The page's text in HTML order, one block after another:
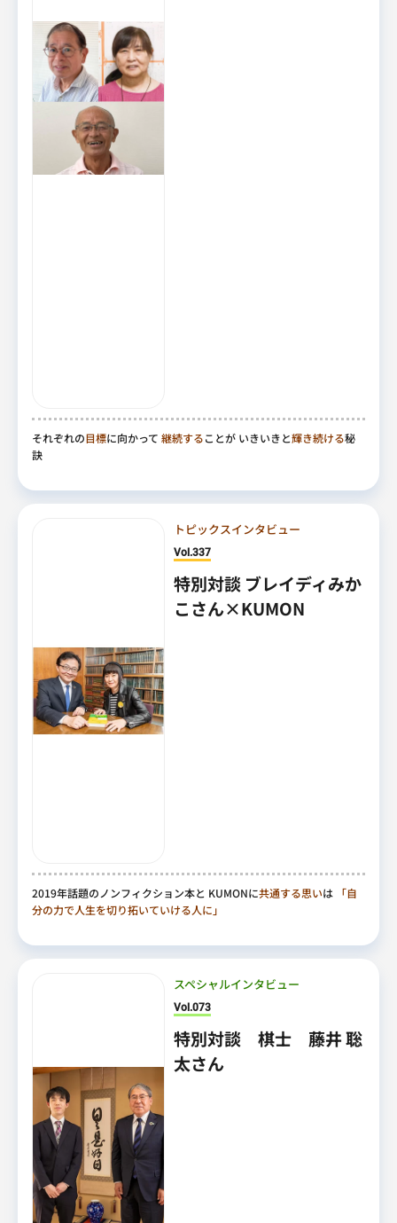
それぞれの目標に向かって 継続することが いきいきと輝き続ける秘
訣
トピックスインタビュー
Vol.337
特別対談 ブレイディみか
こさん×KUMON
2019年話題のノンフィクション本と KUMONに共通する思いは 「自
分の力で人生を切り拓いていける人に」
スペシャルインタビュー
Vol.073
特別対談 棋士 藤井 聡
太さん